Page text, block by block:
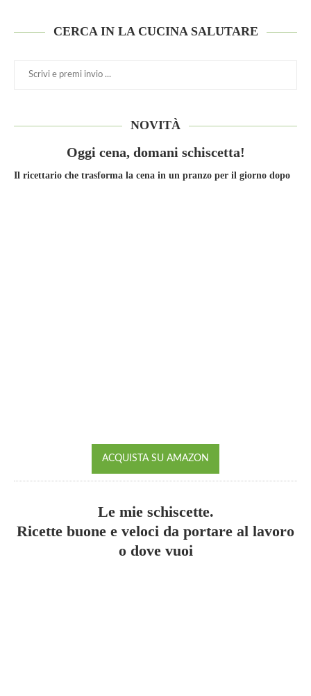
CERCA IN LA CUCINA SALUTARE
NOVITÀ
Oggi cena, domani schiscetta!
Il ricettario che trasforma la cena in un pranzo per il giorno dopo
ACQUISTA SU AMAZON
Le mie schiscette.
Ricette buone e veloci da portare al lavoro
o dove vuoi